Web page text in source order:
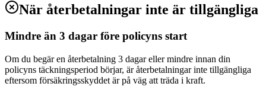
När återbetalningar inte är tillgängliga
Mindre än 3 dagar före policyns start
Om du begär en återbetalning 3 dagar eller mindre innan din
policyns täckningsperiod börjar, är återbetalningar inte tillgängliga
eftersom försäkringsskyddet är på väg att träda i kraft.